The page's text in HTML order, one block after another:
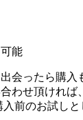
能
会ったら購入
わせ頂ければ
前のお試し